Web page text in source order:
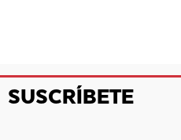
SUSCRÍBETE